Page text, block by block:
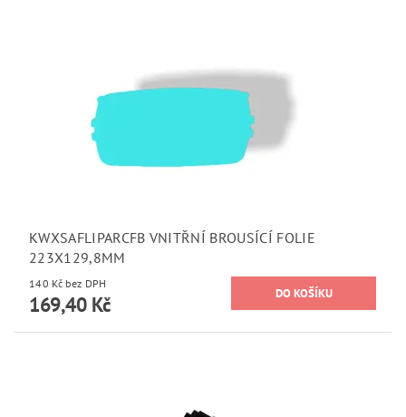
KWXSAFLIPARCFB VNITŘNÍ BROUSÍCÍ FOLIE
223X129,8MM
140 Kč bez DPH
169,40 Kč